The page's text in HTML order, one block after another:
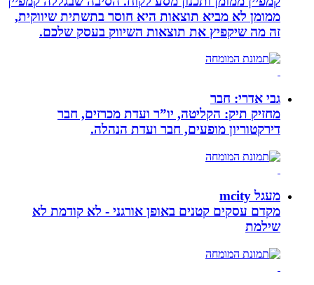
ממומן לא מביא תוצאות היא חוסר בתשתית שיווקית,
זה מה שיקפיץ את תוצאות השיווק בעסק שלכם.
גבי אדרי: חבר
מחזיק תיק: הקליטה, יו”ר ועדת מכרזים, חבר
דירקטוריון מופעים, חבר ועדת הנהלה.
מעגל mcity
מקדם עסקים קטנים באופן אורגני - לא קודמת לא
שילמת